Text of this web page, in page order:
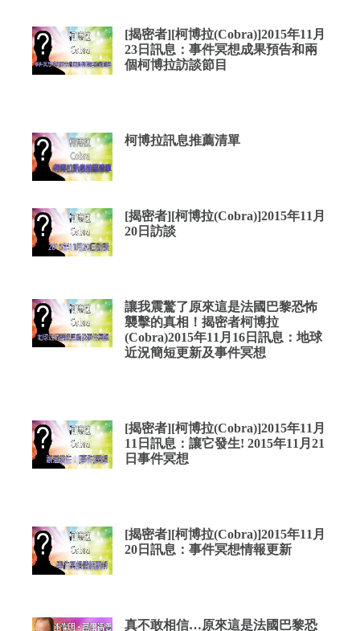
[揭密者][柯博拉(Cobra)]2015年11月
23日訊息：事件冥想成果預告和兩
個柯博拉訪談節目
柯博拉訊息推薦清單
[揭密者][柯博拉(Cobra)]2015年11月
20日訪談
讓我震驚了原來這是法國巴黎恐怖
襲擊的真相！揭密者柯博拉
(Cobra)2015年11月16日訊息：地球
近況簡短更新及事件冥想
[揭密者][柯博拉(Cobra)]2015年11月
11日訊息：讓它發生! 2015年11月21
日事件冥想
[揭密者][柯博拉(Cobra)]2015年11月
20日訊息：事件冥想情報更新
真不敢相信…原來這是法國巴黎恐